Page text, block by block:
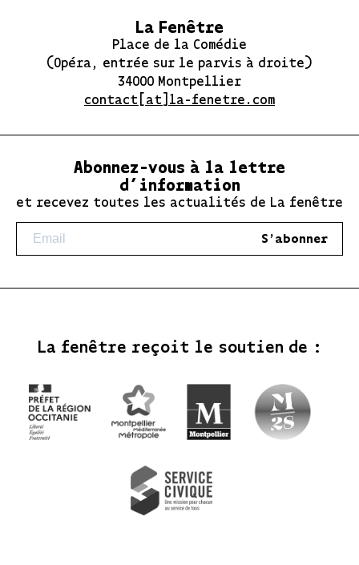
La Fenêtre
Place de la Comédie
(Opéra, entrée sur le parvis à droite)
34000 Montpellier
contact[at]la-fenetre.com
Abonnez-vous à la lettre
d’information
et recevez toutes les actualités de La fenêtre
S'abonner
La fenêtre reçoit le soutien de :